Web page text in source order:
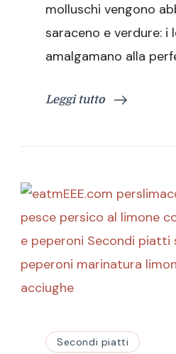
molluschi vengono
saraceno e verdure: i
amalgamano alla
Leggi tutto
Secondi piatti